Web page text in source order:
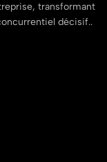
transformant
décisif..